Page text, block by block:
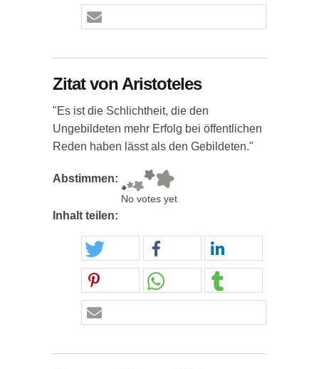
Zitat von Aristoteles
"Es ist die Schlichtheit, die den
Ungebildeten mehr Erfolg bei öffentlichen
Reden haben lässt als den Gebildeten."
Abstimmen:
No votes yet
Inhalt teilen: